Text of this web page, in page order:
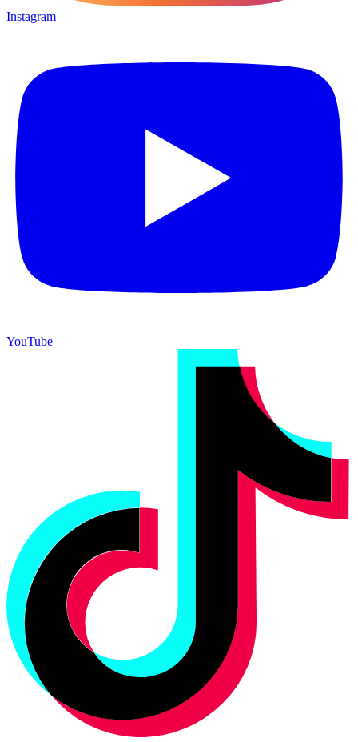
Instagram
YouTube